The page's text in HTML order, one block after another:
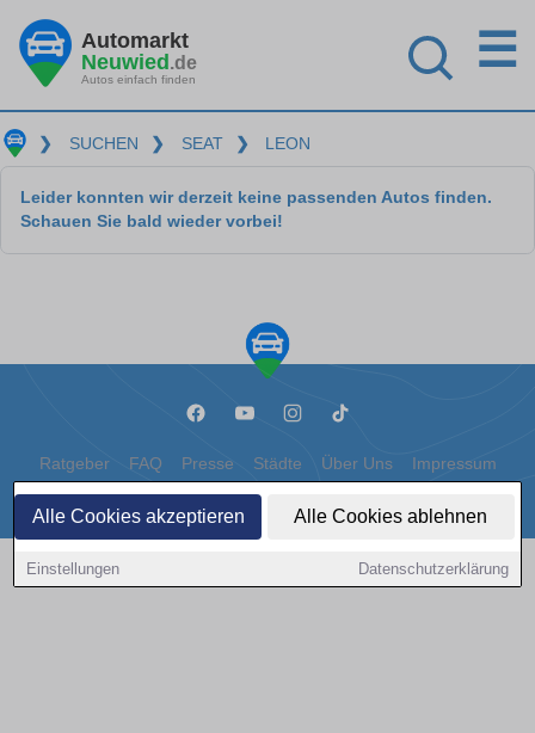
Alle Cookies akzeptieren Alle Cookies ablehnen
Einstellungen Datenschutzerklärung
Automarkt
Neuwied.de
Autos einfach finden
☰
❯ SUCHEN ❯ SEAT ❯ LEON
Leider konnten wir derzeit keine passenden Autos finden.
Schauen Sie bald wieder vorbei!
Ratgeber FAQ Presse Städte Über Uns Impressum
Datenschutz Cookies
Copyright © 2000 - 2026 | 1A Infosysteme GmbH | Content by: 1a-sites-autos